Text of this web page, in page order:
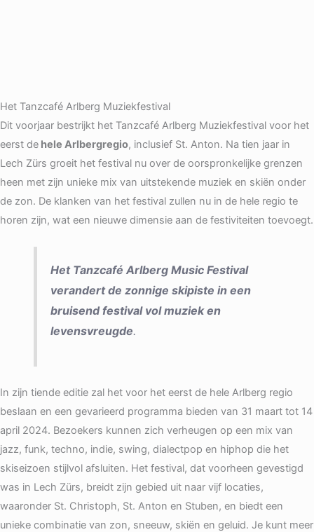
Het Tanzcafé Arlberg Muziekfestival
Dit voorjaar bestrijkt het Tanzcafé Arlberg Muziekfestival voor het
eerst de hele Arlbergregio, inclusief St. Anton. Na tien jaar in
Lech Zürs groeit het festival nu over de oorspronkelijke grenzen
heen met zijn unieke mix van uitstekende muziek en skiën onder
de zon. De klanken van het festival zullen nu in de hele regio te
horen zijn, wat een nieuwe dimensie aan de festiviteiten toevoegt.
Het Tanzcafé Arlberg Music Festival
verandert de zonnige skipiste in een
bruisend festival vol muziek en
levensvreugde.
In zijn tiende editie zal het voor het eerst de hele Arlberg regio
beslaan en een gevarieerd programma bieden van 31 maart tot 14
april 2024. Bezoekers kunnen zich verheugen op een mix van
jazz, funk, techno, indie, swing, dialectpop en hiphop die het
skiseizoen stijlvol afsluiten. Het festival, dat voorheen gevestigd
was in Lech Zürs, breidt zijn gebied uit naar vijf locaties,
waaronder St. Christoph, St. Anton en Stuben, en biedt een
unieke combinatie van zon, sneeuw, skiën en geluid. Je kunt meer